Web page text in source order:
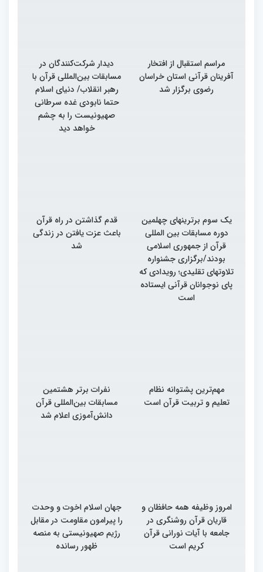
مراسم استقبال از افتخار
آفرینان قرآنی استان خراسان
رضوی برگزار شد
دیدار شرکت‌کنندگان در
مسابقات بین‌المللی قرآن با
رهبر انقلاب/ دنیای اسلام
حتما نابودی غده سرطانی
صهیونیست را به چشم
خواهد دید
یک سوم برترینهای چهلمین
دوره مسابقات بین المللی
قرآن از جمهوری اسلامی
بودند/برگزاری جشنواره
تلاوتهای تقلیدی؛ رویدادی که
پای نوجوانان قرآنی ایستاده
است
قدم گذاشتن در راه قرآن
باعث عزت یافتن در زندگی
شد
مهم‌ترین پشتوانه نظام
تعلیم و تربیت قرآن است
نفرات برتر هشتمین
مسابقات بین‌المللی قرآن
دانش‌آموزی اعلام شد
امروز وظیفه همه حافظان و
قاریان قرآن روشنگری در
جامعه با آیات نورانی قرآن
کریم است
جهان اسلام اخوت و وحدت
را پیرامون مقاومت در مقابل
رژیم صهیونیستی به منصه
ظهور رسانده